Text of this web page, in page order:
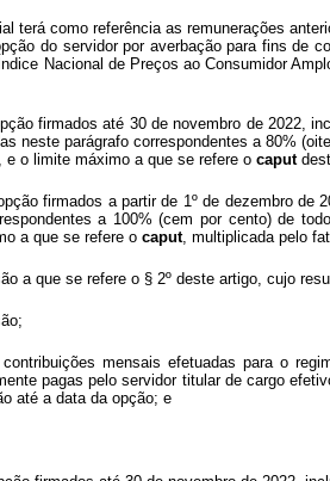
terá como referência as remunerações
do servidor por averbação para fins de
Nacional de Preços ao Consumidor
firmados até 30 de novembro de 2022,
neste parágrafo correspondentes a 80%
e o limite máximo a que se refere o caput
firmados a partir de 1º de dezembro
a 100% (cem por cento) de
a que se refere o caput, multiplicada pelo
a que se refere o § 2º deste artigo, cujo
contribuições mensais efetuadas para o
pagas pelo servidor titular de cargo
até a data da opção; e